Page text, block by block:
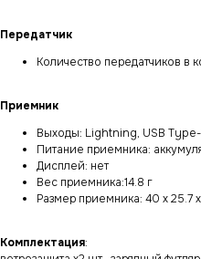
Передатчик
Количество передатчиков в
Приемник
Выходы: Lightning, USB
Питание приемника:
Дисплей: нет
Вес приемника:14.8 г
Размер приемника: 40 x 25.7
Комплектация: